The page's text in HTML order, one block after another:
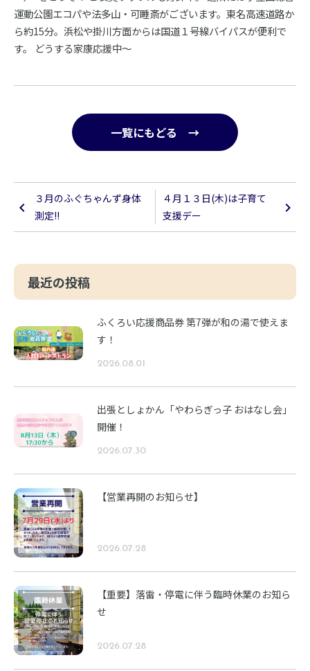
運動公園エコパや法多山・可睡斎がございます。東名高速道路か
ら約15分。浜松や掛川方面からは国道１号線バイパスが便利で
す。 どうする家康応援中～
一覧にもどる →
３月のふぐちゃんず身体
測定!!
４月１３日(木)は子育て
支援デー
最近の投稿
ふくろい応援商品券 第7弾が和の湯で使えま
す！
2026.08.01
出張としょかん「やわらぎっ子 おはなし会」
開催！
2026.07.30
【営業再開のお知らせ】
2026.07.28
【重要】落雷・停電に伴う臨時休業のお知ら
せ
2026.07.28